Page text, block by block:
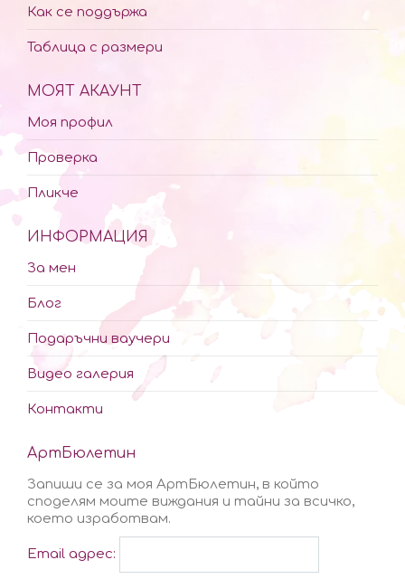
Как се поддържа
Таблица с размери
МОЯТ АКАУНТ
Моя профил
Проверка
Пликче
ИНФОРМАЦИЯ
За мен
Блог
Подаръчни ваучери
Видео галерия
Контакти
АртБюлетин
Запиши се за моя АртБюлетин, в който
споделям моите виждания и тайни за всичко,
което изработвам.
Email адрес: